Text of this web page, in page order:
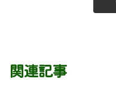
関連記事